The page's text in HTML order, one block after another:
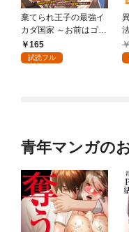
棄てられ王子の最強イ
カダ国家 ～お前はゴミ
だと追放されたので、
無駄スキル【リサイク
165
試読フル
1
青年マンガの